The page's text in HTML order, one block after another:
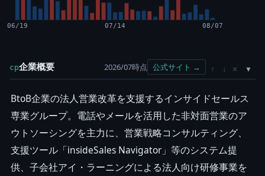
06/19 07/14 08/07
cp企業概要 2026/07時点 公式サイト → ↑ ↓ ×
BtoB企業の法人営業改革を支援するインサイドセールス
専業グループ。電話やメールを活用した非対面営業のア
ウトソーシングを主力に、営業戦略コンサルティング、
支援ツール「insideSales Navigator」等のシステム提
供、子会社アイ・ラーニングによる法人向け研修事業を